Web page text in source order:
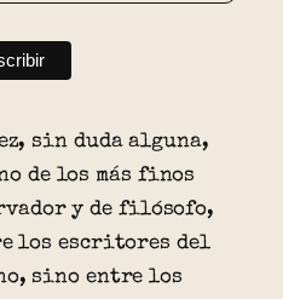
sin duda alguna,
de los más finos
y de filósofo,
los escritores del
sino entre los